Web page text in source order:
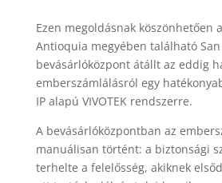
Ezen megoldásnak köszönhetően
Antioquia megyében található
bevásárlóközpont átállt az eddig
emberszámlálásról egy
IP alapú VIVOTEK rendszerre.
A bevásárlóközpontban az
manuálisan történt: a biztonsági
terhelte a felelősség, akiknek